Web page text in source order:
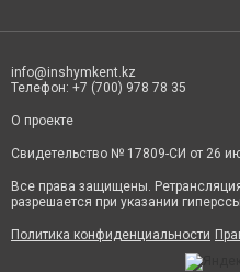
info@inshymkent.kz
Телефон: +7 (700) 978 78 35
О проекте
Свидетельство № 17809-СИ от 26
Все права защищены.
разрешается при указании
Политика конфиденциальности